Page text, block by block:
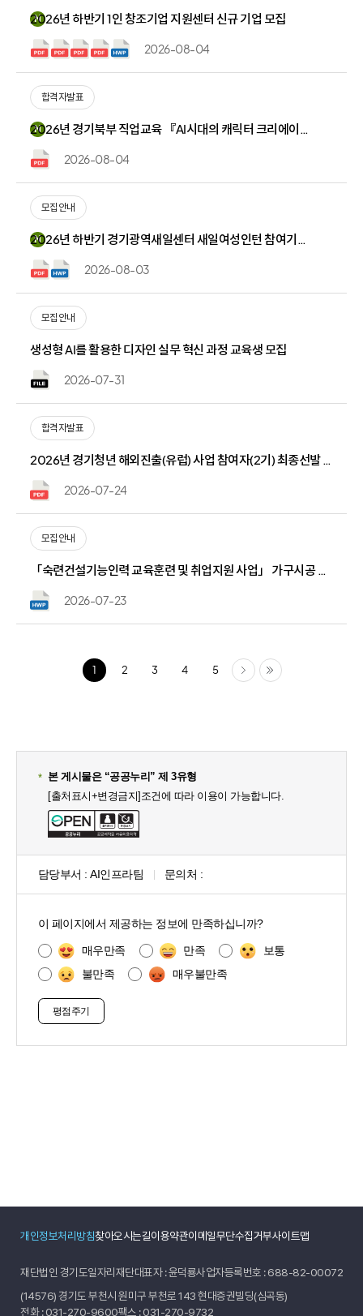
N
2026년 하반기 1인 창조기업 지원센터 신규 기업 모집
2026-08-04
합격자발표
N 2026년 경기북부 직업교육 『AI시대의 캐릭터 크리에이터 양성과정』 면접 대상자 안내
2026-08-04
모집안내
N 2026년 하반기 경기광역새일센터 새일여성인턴 참여기업 모집
2026-08-03
모집안내
생성형 AI를 활용한 디자인 실무 혁신 과정 교육생 모집
2026-07-31
합격자발표
2026년 경기청년 해외진출(유럽) 사업 참여자(2기) 최종선발 결과 공고
2026-07-24
모집안내
「숙련건설기능인력 교육훈련 및 취업지원 사업」 가구시공 전문가 과정(직영) 3차 무료교육생 모집
2026-07-23
1 2 3 4 5 다음 마지막
본 게시물은 “공공누리” 제 3유형
[출처표시+변경금지]조건에 따라 이용이 가능합니다.
담당부서 : AI인프라팀 문의처 :
이 페이지에서 제공하는 정보에 만족하십니까?
매우만족 만족
보통
불만족
매우불만족
개인정보처리방침찾아오시는길이용약관이메일무단수집거부사이트맵
재단법인 경기도일자리재단대표자 : 윤덕룡사업자등록번호 : 688-82-00072
(14576) 경기도 부천시 원미구 부천로 143 현대증권빌딩(심곡동)
전화 :031-270-9600팩스 : 031-270-9732